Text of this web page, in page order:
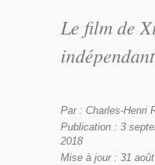
Le film de
Par : Charles-Henri
Publication : 3
2018
Mise à jour : 31 août